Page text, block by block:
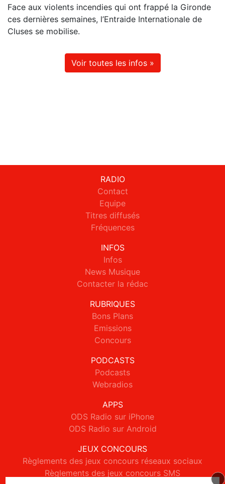
Face aux violents incendies qui ont frappé la Gironde
ces dernières semaines, l’Entraide Internationale de
Cluses se mobilise.
Voir toutes les infos »
RADIO
Contact
Equipe
Titres diffusés
Fréquences
INFOS
Infos
News Musique
Contacter la rédac
RUBRIQUES
Bons Plans
Emissions
Concours
PODCASTS
Podcasts
Webradios
APPS
ODS Radio sur iPhone
ODS Radio sur Android
JEUX CONCOURS
Règlements des jeux concours réseaux sociaux
Règlements des jeux concours SMS